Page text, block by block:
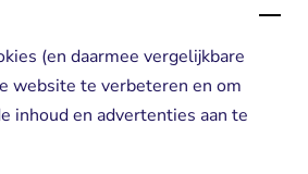
(en daarmee vergelijkbare
website te verbeteren en om
inhoud en advertenties aan te